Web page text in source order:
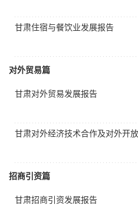
甘肃住宿与餐饮业发展报告
对外贸易篇
甘肃对外贸易发展报告
甘肃对外经济技术合作及对外开
招商引资篇
甘肃招商引资发展报告